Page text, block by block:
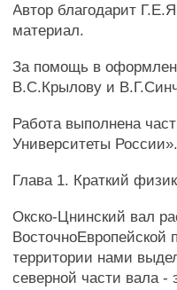
Автор благодарит
материал.
За помощь в
В.С.Крылову и
Работа выполнена
Университеты России».
Глава 1. Краткий
Окско-Цнинский вал
территории нами
северной части вала -